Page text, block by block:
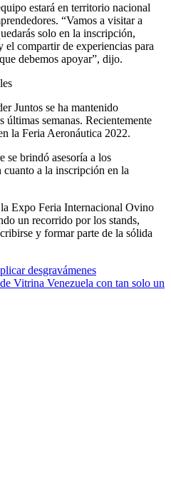
estará en territorio nacional
“Vamos a visitar a
solo en la inscripción,
compartir de experiencias para
debemos apoyar”, dijo.
Juntos se ha mantenido
últimas semanas. Recientemente
la Feria Aeronáutica 2022.
se brindó asesoría a los
cuanto a la inscripción en la
Expo Feria Internacional Ovino
un recorrido por los stands,
y formar parte de la sólida
desgravámenes
Vitrina Venezuela con tan solo un